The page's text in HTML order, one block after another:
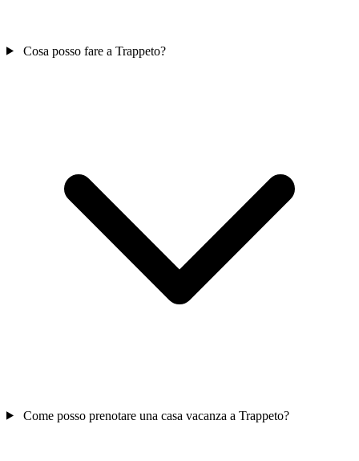
Cosa posso fare a Trappeto?
Come posso prenotare una casa vacanza a Trappeto?